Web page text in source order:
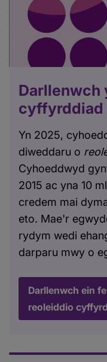
Darllenwch
cyffyrddiad
Yn 2025,
diweddaru o
Cyhoeddwyd
2015 ac yna 10
credem mai
eto. Mae'r
rydym wedi
darparu mwy o
Darllenwch ein
reoleiddio